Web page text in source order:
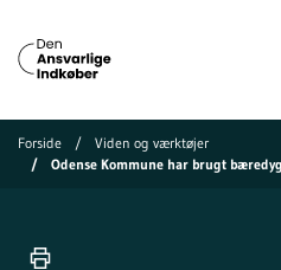
Forside
Viden og værktøjer
Odense Kommune har brugt